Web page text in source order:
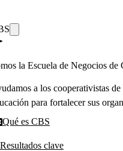
la Escuela de Negocios de
a los cooperativistas
para fortalecer sus
Qué es CBS
Resultados clave